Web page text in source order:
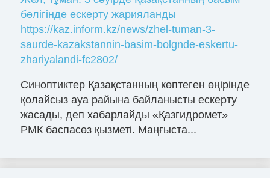
бөлігінде ескерту жарияланды
https://kaz.inform.kz/news/zhel-tuman-3-
saurde-kazakstannin-basim-bolgnde-eskertu-
zhariyalandi-fc2802/
Синоптиктер Қазақстанның көптеген өңірінде
қолайсыз ауа райына байланысты ескерту
жасады, деп хабарлайды «Қазгидромет»
РМК баспасөз қызметі. Маңғыста...